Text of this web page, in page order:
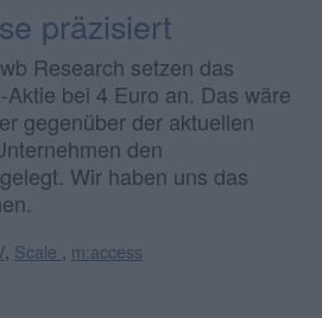
präzisiert
Research setzen das
bei 4 Euro an. Das wäre
gegenüber der aktuellen
den
Wir haben uns das
Scale
m:access